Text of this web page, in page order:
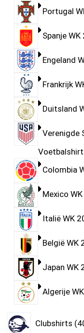
Portugal
Spanje
Engeland
Frankrijk
Duitsland
Verenigde
Colombia
Mexico
Italië WK
België WK
Japan WK
Algerije
Clubshirts